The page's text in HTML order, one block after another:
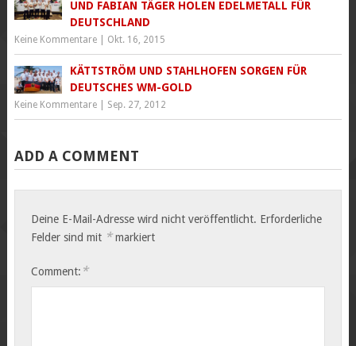
UND FABIAN TÄGER HOLEN EDELMETALL FÜR
DEUTSCHLAND
Keine Kommentare| Okt. 16, 2015
KÄTTSTRÖM UND STAHLHOFEN SORGEN FÜR
DEUTSCHES WM-GOLD
Keine Kommentare| Sep. 27, 2012
ADD A COMMENT
Deine E-Mail-Adresse wird nicht veröffentlicht. Erforderliche
Felder sind mit *markiert
Comment: *